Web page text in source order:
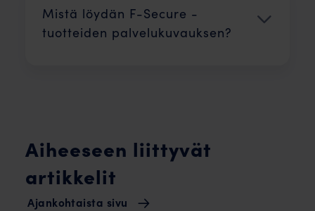
Mistä löydän F-Secure -
tuotteiden palvelukuvauksen?
Aiheeseen liittyvät
artikkelit
Ajankohtaista sivu